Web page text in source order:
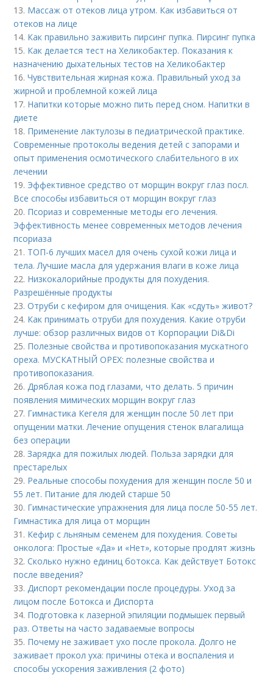
13. Массаж от отеков лица утром. Как избавиться от
отеков на лице
14. Как правильно заживить пирсинг пупка. Пирсинг пупка
15. Как делается тест на Хеликобактер. Показания к
назначению дыхательных тестов на Хеликобактер
16.Чувствительная жирная кожа. Правильный уход за
жирной и проблемной кожей лица
17. Напитки которые можно пить перед сном. Напитки в
диете
18. Применение лактулозы в педиатрической практике.
Современные протоколы ведения детей с запорами и
опыт применения осмотического слабительного в их
лечении
19. Эффективное средство от морщин вокруг глаз посл.
Все способы избавиться от морщин вокруг глаз
20. Псориаз и современные методы его лечения.
Эффективность менее современных методов лечения
псориаза
21. ТОП-6 лучших масел для очень сухой кожи лица и
тела. Лучшие масла для удержания влаги в коже лица
22. Низкокалорийные продукты для похудения.
Разрешённые продукты
23.Отруби с кефиром для очищения. Как «сдуть» живот?
24. Как принимать отруби для похудения. Какие отруби
лучше: обзор различных видов от Корпорации Di&Di
25. Полезные свойства и противопоказания мускатного
ореха. МУСКАТНЫЙ ОРЕХ: полезные свойства и
противопоказания.
26.Дряблая кожа под глазами, что делать. 5 причин
появления мимических морщин вокруг глаз
27. Гимнастика Кегеля для женщин после 50 лет при
опущении матки. Лечение опущения стенок влагалища
без операции
28.Зарядка для пожилых людей. Польза зарядки для
престарелых
29. Реальные способы похудения для женщин после 50 и
55 лет. Питание для людей старше 50
30. Гимнастические упражнения для лица после 50-55 лет.
Гимнастика для лица от морщин
31. Кефир с льняным семенем для похудения. Советы
онколога: Простые «Да» и «Нет», которые продлят жизнь
32.Сколько нужно единиц ботокса. Как действует Ботокс
после введения?
33.Диспорт рекомендации после процедуры. Уход за
лицом после Ботокса и Диспорта
34. Подготовка к лазерной эпиляции подмышек первый
раз. Ответы на часто задаваемые вопросы
35. Почему не заживает ухо после прокола. Долго не
заживает прокол уха: причины отека и воспаления и
способы ускорения заживления (2 фото)